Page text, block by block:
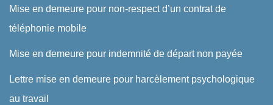
Mise en demeure pour non-respect d’un contrat de
téléphonie mobile
Mise en demeure pour indemnité de départ non payée
Lettre mise en demeure pour harcèlement psychologique
au travail